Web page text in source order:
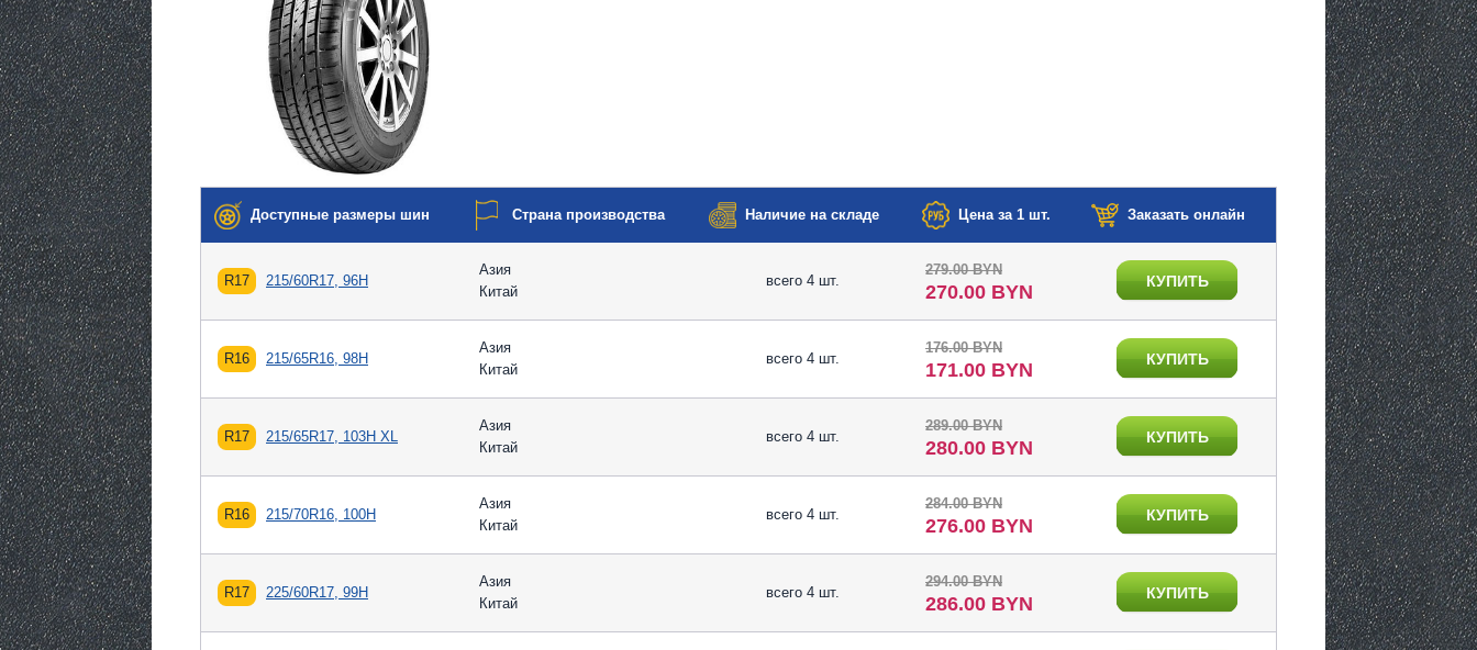
Доступные размеры шин Страна производства Наличие на складе Цена за 1 шт. Заказать онлайн
R17 215/60R17, 96H
Азия
Китай
всего 4 шт.
279.00 BYN
270.00 BYN КУПИТЬ
R16 215/65R16, 98H
Азия
Китай
всего 4 шт.
176.00 BYN
171.00 BYN КУПИТЬ
R17 215/65R17, 103H XL
Азия
Китай
всего 4 шт.
289.00 BYN
280.00 BYN КУПИТЬ
R16 215/70R16, 100H
Азия
Китай
всего 4 шт.
284.00 BYN
276.00 BYN КУПИТЬ
R17 225/60R17, 99H
Азия
Китай
всего 4 шт.
294.00 BYN
286.00 BYN КУПИТЬ